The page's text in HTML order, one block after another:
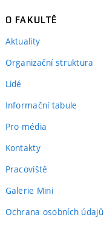
O FAKULTĚ
Aktuality
Organizační struktura
Lidé
Informační tabule
Pro média
Kontakty
Pracoviště
Galerie Mini
Ochrana osobních údajů